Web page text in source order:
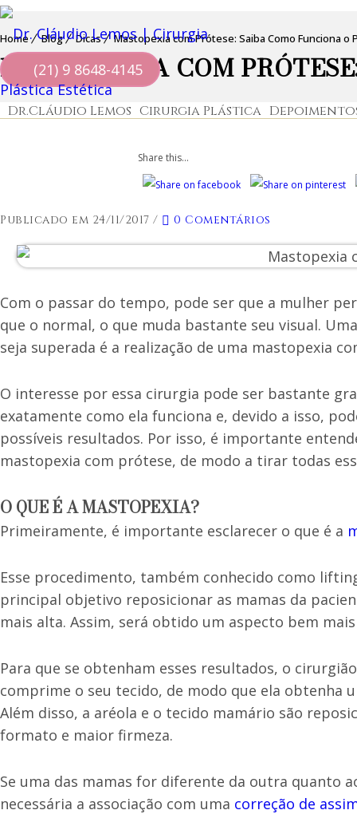
(21) 9 8648-4145
Dr.Cláudio Lemos Cirurgia Plástica
Home Blog Dicas Mastopexia com Prótese: Saiba Como Funciona o
MASTOPEXIA COM
Share this...
Publicado em 24/11/2017 / 0 Comentários
Com o passar do tempo, pode ser que a mulher
que o normal, o que muda bastante seu visual.
seja superada é a realização de uma mastopexia
O interesse por essa cirurgia pode ser bastante
exatamente como ela funciona e, devido a isso,
possíveis resultados. Por isso, é importante
mastopexia com prótese, de modo a tirar todas
O QUE É A MASTOPEXIA?
Primeiramente, é importante esclarecer o que é a
Esse procedimento, também conhecido como
principal objetivo reposicionar as mamas da
mais alta. Assim, será obtido um aspecto bem
Para que se obtenham esses resultados, o
comprime o seu tecido, de modo que ela obtenha
Além disso, a aréola e o tecido mamário são
formato e maior firmeza.
Se uma das mamas for diferente da outra quanto
necessária a associação com uma correção de